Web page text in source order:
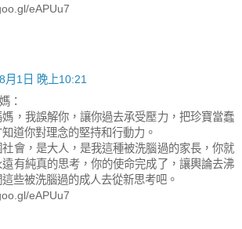
eAPUu7
月1日 晚上10:21
：
，我誤解你，讓你過去承受壓力，把珍寶當蠢
道你對理念的堅持和行動力。
會，是大人，是我這種被洗腦過的家長，你就
有純真的思考，你的使命完成了，讓輿論去沸
些被洗腦過的成人去從新思考吧。
eAPUu7